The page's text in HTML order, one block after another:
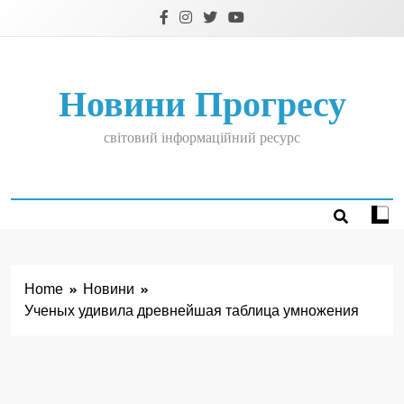
Новини Прогресу
світовий інформаційний ресурс
Home
Новини
Ученых удивила древнейшая таблица умножения